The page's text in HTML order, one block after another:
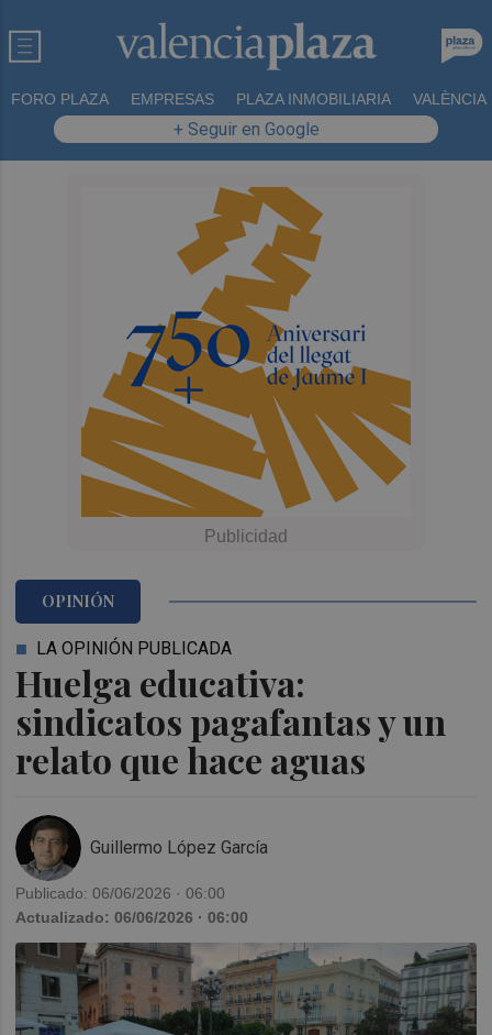
FORO PLAZA EMPRESAS PLAZA INMOBILIARIA VALÈNCIA
+ Seguir en Google
Huelga educativa:
sindicatos pagafantas y un
relato que hace aguas
OPINIÓN
LA OPINIÓN PUBLICADA
Guillermo López García
Publicado: 06/06/2026 · 06:00
Actualizado: 06/06/2026 · 06:00